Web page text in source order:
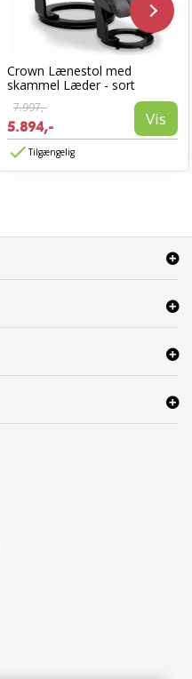
Crown Lænestol med
skammel Læder - sort
7.997,-
5.894,- Vis
Tilgængelig